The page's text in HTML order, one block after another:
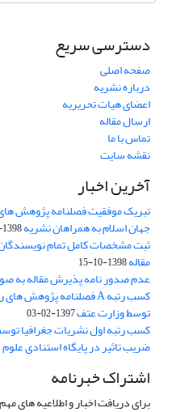
دسترسی سریع
صفحه اصلی
درباره نشریه
اعضای هیات تحریریه
ارسال مقاله
تماس با ما
نقشه سایت
آخرین اخبار
تبریک موفقیت فصلنامه پژوهش
جهان اسلام به همراهان نشریه1398-12-15
ثبت مشخصات کامل تمام
مقاله1398-10-15
عدم صدور نامه پذیرش مقاله به
توسط وزارت عتف1397-02-03
کسب رتبه اول نشریات جغرافیا
ضریب تاثیر در پایگاه استنادی
اشتراک خبرنامه
برای دریافت اخبار و اطلاعیه های